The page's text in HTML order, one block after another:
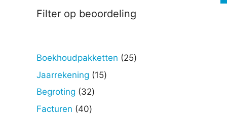
Filter op beoordeling
Boekhoudpakketten 2525
Jaarrekening 1515
Begroting 3232
Facturen 4040